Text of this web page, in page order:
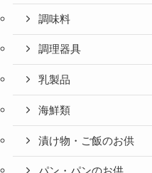
調味料
調理器具
乳製品
海鮮類
漬け物・ご飯のお供